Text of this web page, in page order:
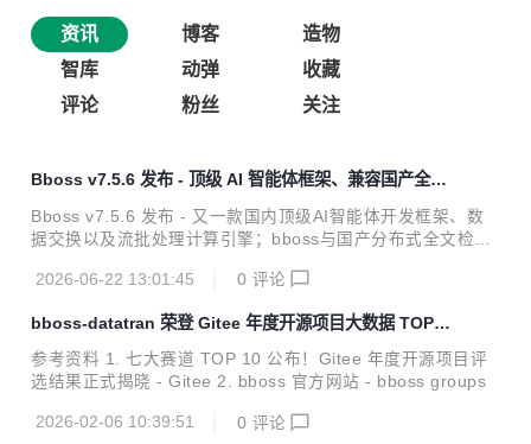
资讯 博客
造物
智库
动弹
收藏
评论
粉丝 关注
Bboss v7.5.6 发布 - 顶级 AI 智能体框架、兼容国产全文
检索产品 Easysearch
Bboss v7.5.6 发布 - 又一款国内顶级AI智能体开发框架、数
据交换以及流批处理计算引擎；bboss与国产分布式全文检索
户端全面兼容Easysearch全系列版本；带来诸多功能改进和b
-Action模式；基于bboss有向循环图实现多智能体编排和自主
循环迭代，支持并行、串行、条件、路由、裁判、通用、循环l
oop等多种智能体节点，轻松按需编排一切可能的任务节点到
智能体工作流；支持智能体工作流定时调度执行，提供节假日
忽略执行或者指定...
2026-06-22 13:01:45 0 评论
bboss-datatran 荣登 Gitee 年度开源项目大数据 TOP10
榜单
参考资料 1. 七大赛道 TOP 10 公布！Gitee 年度开源项目评
选结果正式揭晓 - Gitee 2. bboss 官方网站 - bboss groups
2026-02-06 10:39:51 0 评论